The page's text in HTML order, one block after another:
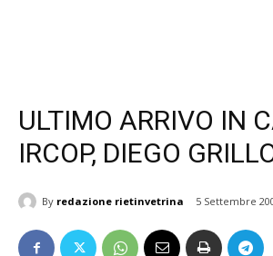
ULTIMO ARRIVO IN
IRCOP, DIEGO
By redazione rietinvetrina 5 Settembre